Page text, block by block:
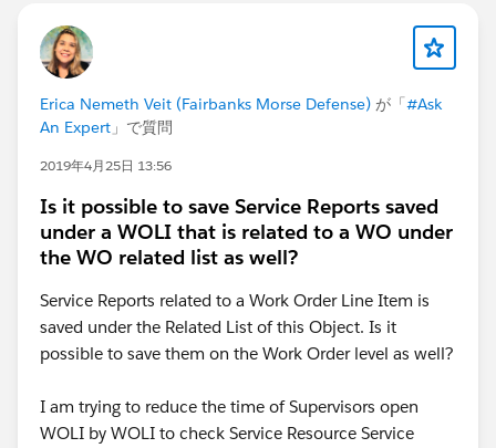
Erica Nemeth Veit (Fairbanks Morse Defense) が「#Ask
An Expert 」で質問
2019年4月25日 13:56
Is it possible to save Service Reports saved
under a WOLI that is related to a WO under
the WO related list as well?
Service Reports related to a Work Order Line Item is
saved under the Related List of this Object. Is it
possible to save them on the Work Order level as well?
I am trying to reduce the time of Supervisors open
WOLI by WOLI to check Service Resource Service